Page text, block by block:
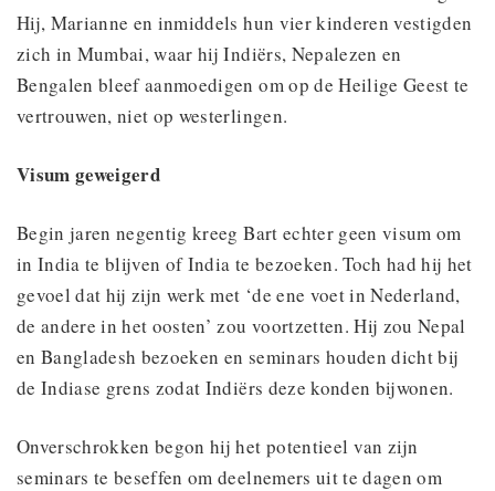
Hij, Marianne en inmiddels hun vier kinderen vestigden
zich in Mumbai, waar hij Indiërs, Nepalezen en
Bengalen bleef aanmoedigen om op de Heilige Geest te
vertrouwen, niet op westerlingen.
Visum geweigerd
Begin jaren negentig kreeg Bart echter geen visum om
in India te blijven of India te bezoeken. Toch had hij het
gevoel dat hij zijn werk met ‘de ene voet in Nederland,
de andere in het oosten’ zou voortzetten. Hij zou Nepal
en Bangladesh bezoeken en seminars houden dicht bij
de Indiase grens zodat Indiërs deze konden bijwonen.
Onverschrokken begon hij het potentieel van zijn
seminars te beseffen om deelnemers uit te dagen om